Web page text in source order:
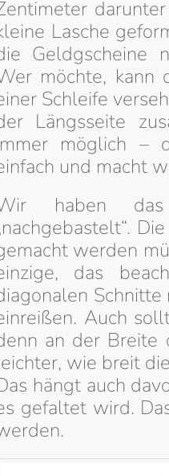
Lasche
Geldgscheine
möchte, kann
Schleife
Längsseite
möglich –
und macht
haben
werden
das
Auch
an der Breite
wie breit
hängt auch
gefaltet wird.